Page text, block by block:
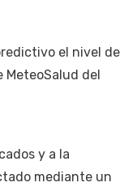
el nivel de
MeteoSalud del
y a la
mediante un